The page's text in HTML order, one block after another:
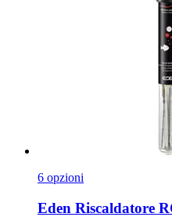
6 opzioni
Eden Riscaldatore